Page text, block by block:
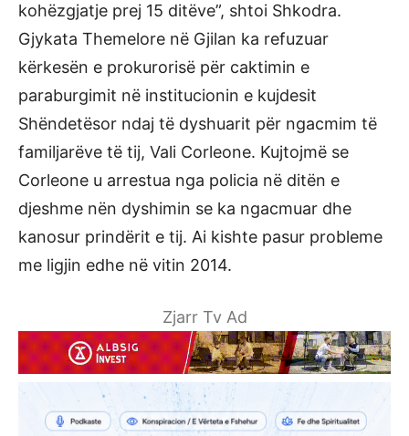
kohëzgjatje prej 15 ditëve”, shtoi Shkodra.
Gjykata Themelore në Gjilan ka refuzuar
kërkesën e prokurorisë për caktimin e
paraburgimit në institucionin e kujdesit
Shëndetësor ndaj të dyshuarit për ngacmim të
familjarëve të tij, Vali Corleone. Kujtojmë se
Corleone u arrestua nga policia në ditën e
djeshme nën dyshimin se ka ngacmuar dhe
kanosur prindërit e tij. Ai kishte pasur probleme
me ligjin edhe në vitin 2014.
Zjarr Tv Ad